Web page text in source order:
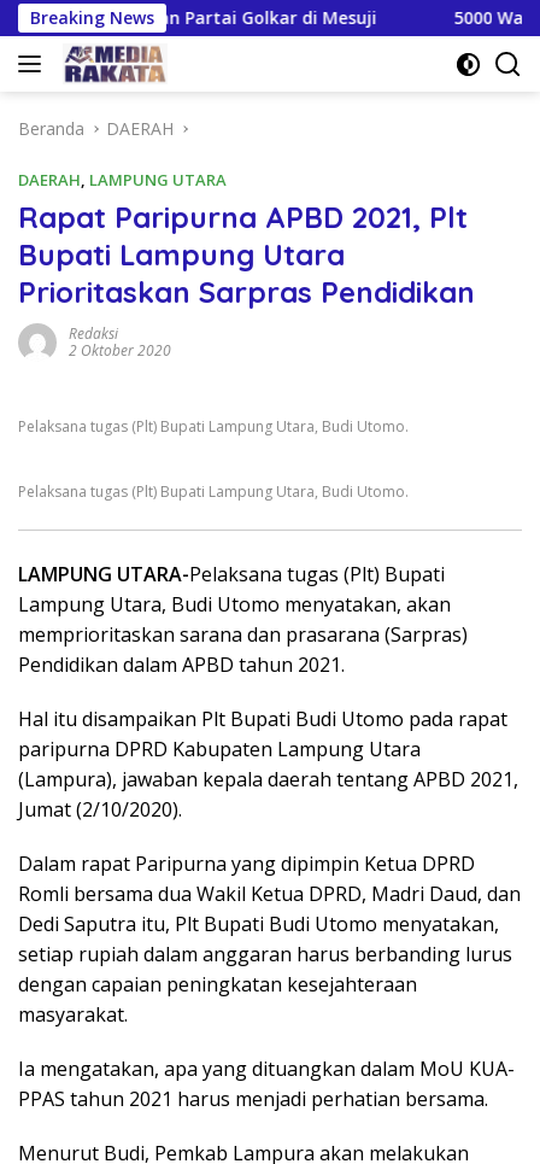
Langsung
ke
konten
Breaking News
Kejayaan Partai Golkar di Mesuji 5000 Wartawan
Beranda DAERAH
DAERAH, LAMPUNG UTARA
Rapat Paripurna APBD 2021, Plt
Bupati Lampung Utara
Prioritaskan Sarpras Pendidikan
Redaksi
2 Oktober 2020
Pelaksana tugas (Plt) Bupati Lampung Utara, Budi Utomo.
Pelaksana tugas (Plt) Bupati Lampung Utara, Budi Utomo.
LAMPUNG UTARA-Pelaksana tugas (Plt) Bupati
Lampung Utara, Budi Utomo menyatakan, akan
memprioritaskan sarana dan prasarana (Sarpras)
Pendidikan dalam APBD tahun 2021.
Hal itu disampaikan Plt Bupati Budi Utomo pada rapat
paripurna DPRD Kabupaten Lampung Utara
(Lampura), jawaban kepala daerah tentang APBD 2021,
Jumat (2/10/2020).
Dalam rapat Paripurna yang dipimpin Ketua DPRD
Romli bersama dua Wakil Ketua DPRD, Madri Daud, dan
Dedi Saputra itu, Plt Bupati Budi Utomo menyatakan,
setiap rupiah dalam anggaran harus berbanding lurus
dengan capaian peningkatan kesejahteraan
masyarakat.
Ia mengatakan, apa yang dituangkan dalam MoU KUA-
PPAS tahun 2021 harus menjadi perhatian bersama.
Menurut Budi, Pemkab Lampura akan melakukan